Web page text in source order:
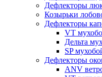
Дефлекторы
Козырьки
Дефлекторы
VT
Дельта
SP
Дефлекторы
ANV